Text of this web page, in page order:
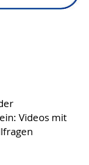
Videos mit